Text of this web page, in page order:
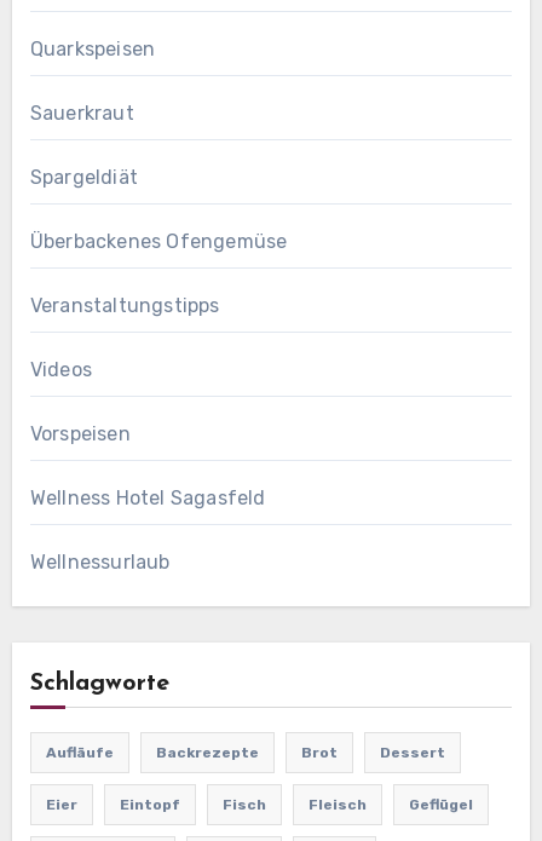
Quarkspeisen
Sauerkraut
Spargeldiät
Überbackenes Ofengemüse
Veranstaltungstipps
Videos
Vorspeisen
Wellness Hotel Sagasfeld
Wellnessurlaub
Schlagworte
Aufläufe Backrezepte Brot Dessert
Eier Eintopf Fisch Fleisch Geflügel